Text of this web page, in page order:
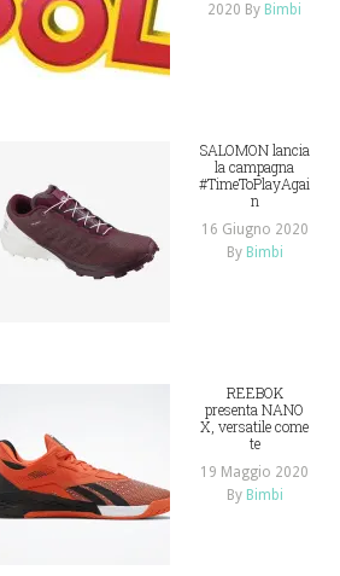
2020 By Bimbi
SALOMON lancia
la campagna
#TimeToPlayAgai
n
16 Giugno 2020
By Bimbi
REEBOK
presenta NANO
X, versatile come
te
19 Maggio 2020
By Bimbi